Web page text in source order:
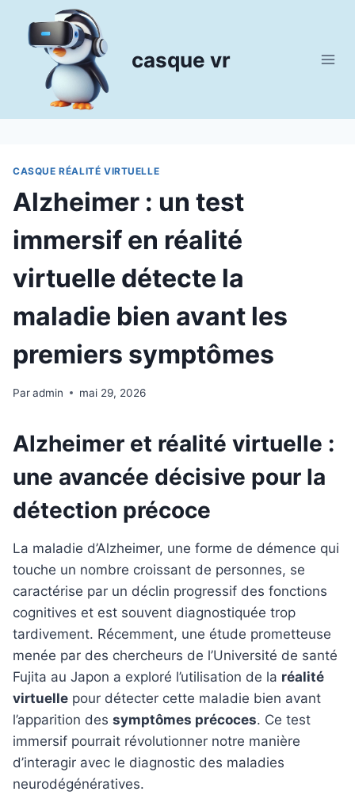
contenu
casque vr
CASQUE RÉALITÉ VIRTUELLE
Alzheimer : un test
immersif en réalité
virtuelle détecte la
maladie bien avant les
premiers symptômes
Paradmin mai 29, 2026
Alzheimer et réalité virtuelle :
une avancée décisive pour la
détection précoce
La maladie d’Alzheimer, une forme de démence qui
touche un nombre croissant de personnes, se
caractérise par un déclin progressif des fonctions
cognitives et est souvent diagnostiquée trop
tardivement. Récemment, une étude prometteuse
menée par des chercheurs de l’Université de santé
Fujita au Japon a exploré l’utilisation de la réalité
virtuelle pour détecter cette maladie bien avant
l’apparition des symptômes précoces. Ce test
immersif pourrait révolutionner notre manière
d’interagir avec le diagnostic des maladies
neurodégénératives.